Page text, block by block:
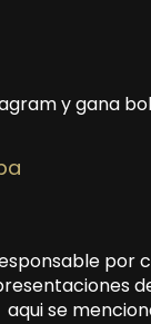
y gana
por
aqui se